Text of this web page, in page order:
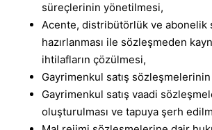
süreçlerinin yönetilmesi,
Acente, distribütörlük ve abonelik
hazırlanması ile sözleşmeden
ihtilafların çözülmesi,
Gayrimenkul satış
Gayrimenkul satış vaadi
oluşturulması ve tapuya şerh